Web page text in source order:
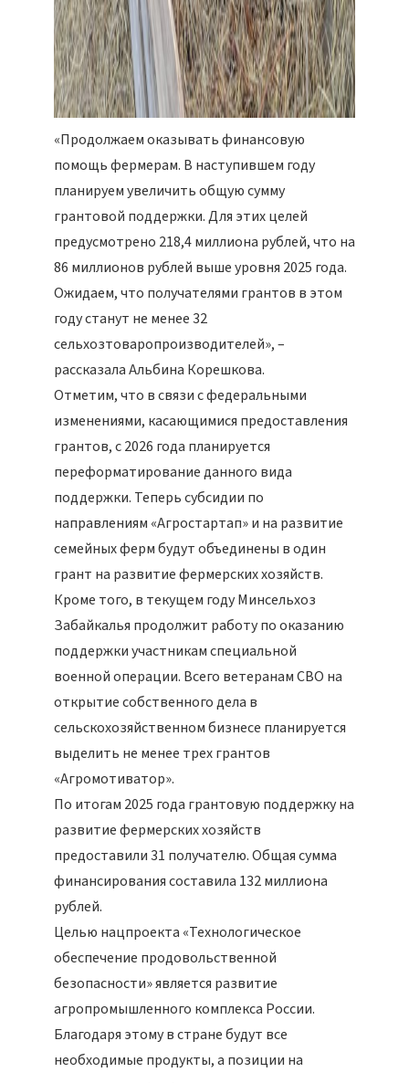
«Продолжаем оказывать финансовую
помощь фермерам. В наступившем году
планируем увеличить общую сумму
грантовой поддержки. Для этих целей
предусмотрено 218,4 миллиона рублей, что на
86 миллионов рублей выше уровня 2025 года.
Ожидаем, что получателями грантов в этом
году станут не менее 32
сельхозтоваропроизводителей», –
рассказала Альбина Корешкова.
Отметим, что в связи с федеральными
изменениями, касающимися предоставления
грантов, с 2026 года планируется
переформатирование данного вида
поддержки. Теперь субсидии по
направлениям «Агростартап» и на развитие
семейных ферм будут объединены в один
грант на развитие фермерских хозяйств.
Кроме того, в текущем году Минсельхоз
Забайкалья продолжит работу по оказанию
поддержки участникам специальной
военной операции. Всего ветеранам СВО на
открытие собственного дела в
сельскохозяйственном бизнесе планируется
выделить не менее трех грантов
«Агромотиватор».
По итогам 2025 года грантовую поддержку на
развитие фермерских хозяйств
предоставили 31 получателю. Общая сумма
финансирования составила 132 миллиона
рублей.
Целью нацпроекта «Технологическое
обеспечение продовольственной
безопасности» является развитие
агропромышленного комплекса России.
Благодаря этому в стране будут все
необходимые продукты, а позиции на